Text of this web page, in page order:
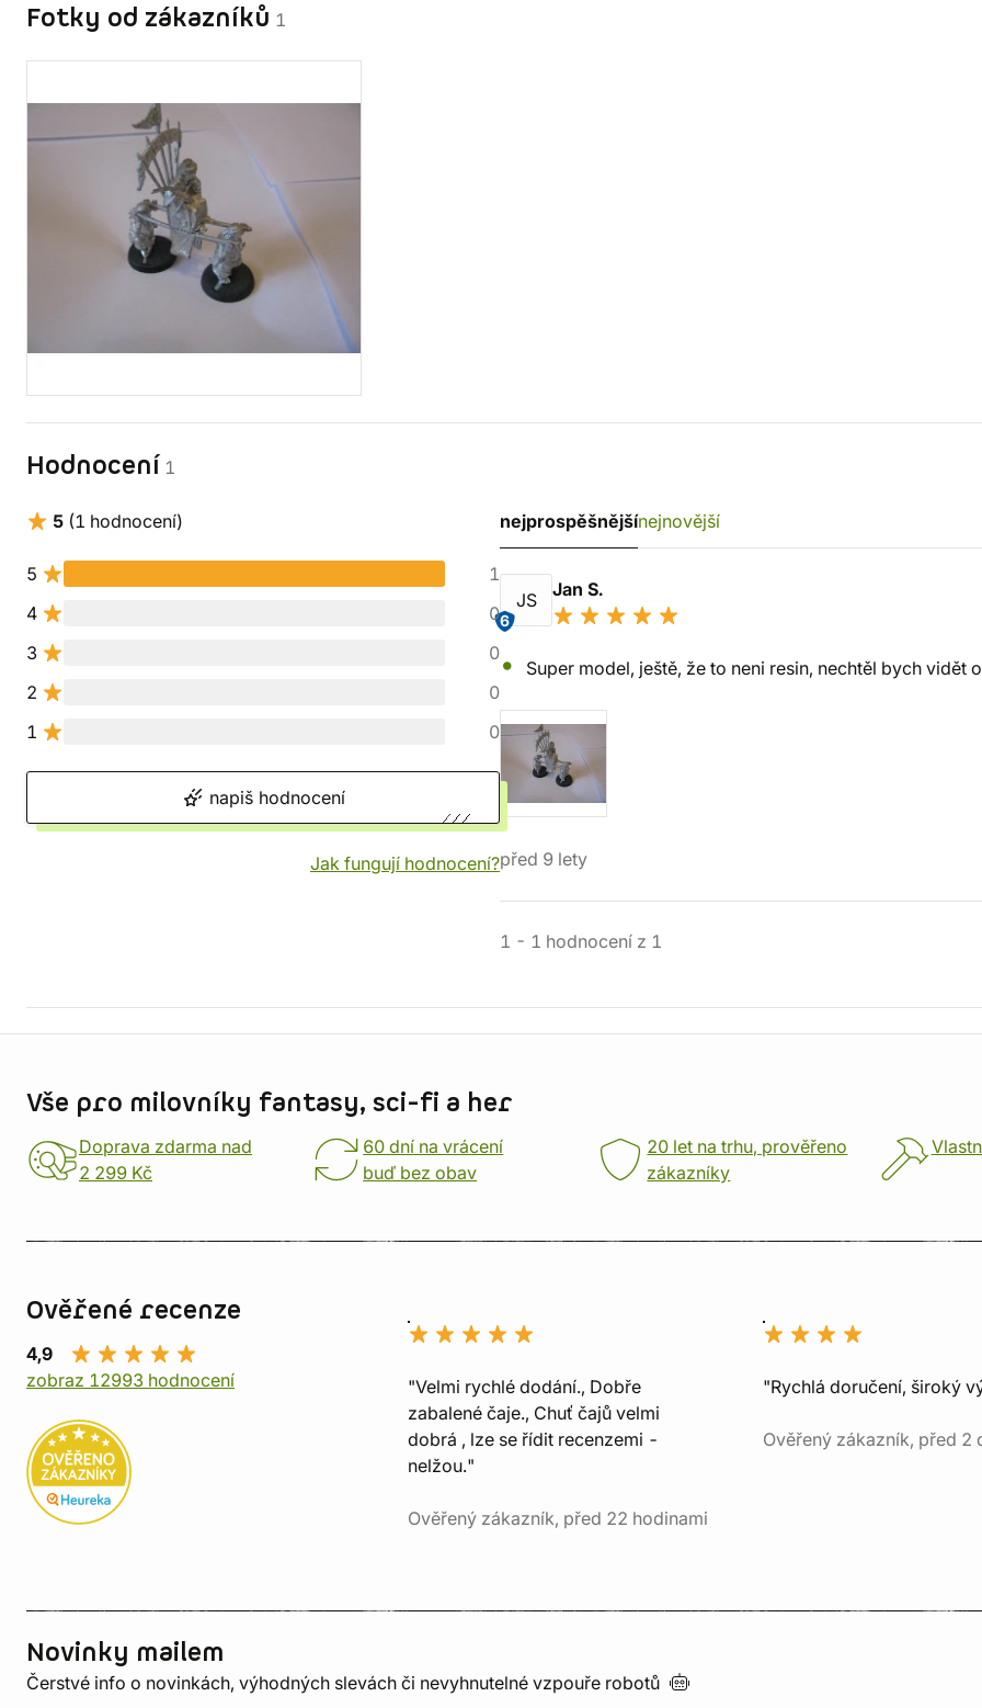
Fotky od zákazníků 1
Hodnocení 1
5 (1 hodnocení)
5
1
4
0
3
0
2
0
1
0
napiš hodnocení
Jak fungují hodnocení?
nejprospěšnějšínejnovější
JS
6
Jan S.
Super model, ještě, že to neni resin, nechtěl bych vidět
před 9 lety
1 - 1 hodnocení z 1
Vše pro milovníky fantasy, sci-fi a her
Doprava zdarma nad
2 299 Kč
60 dní na vrácení
buď bez obav
20 let na trhu, prověřeno
zákazníky
Ověřené recenze
4,9
zobraz 12993 hodnocení
"Velmi rychlé dodání., Dobře
zabalené čaje., Chuť čajů velmi
dobrá , lze se řídit recenzemi -
nelžou."
Ověřený zákazník, před 22 hodinami
"Rychlá doručení, široký
Ověřený zákazník, před 2
Novinky mailem
Čerstvé info o novinkách, výhodných slevách či nevyhnutelné vzpouře robotů